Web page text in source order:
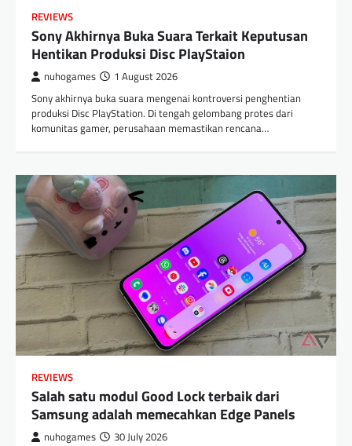
REVIEWS
Sony Akhirnya Buka Suara Terkait Keputusan
Hentikan Produksi Disc PlayStaion
nuhogames 1 August 2026
Sony akhirnya buka suara mengenai kontroversi penghentian
produksi Disc PlayStation. Di tengah gelombang protes dari
komunitas gamer, perusahaan memastikan rencana…
REVIEWS
Salah satu modul Good Lock terbaik dari
Samsung adalah memecahkan Edge Panels
nuhogames 30 July 2026